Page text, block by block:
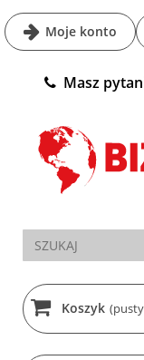
Moje konto
Masz
Koszyk